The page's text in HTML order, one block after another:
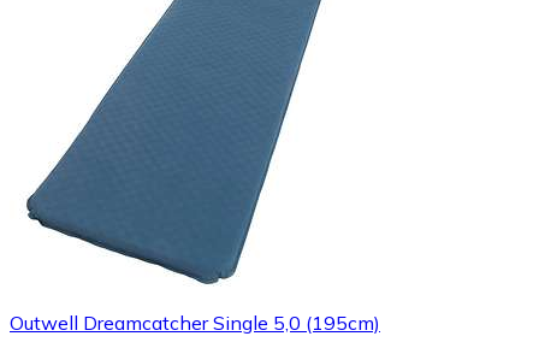
Outwell Dreamcatcher Single 5,0 (195cm)